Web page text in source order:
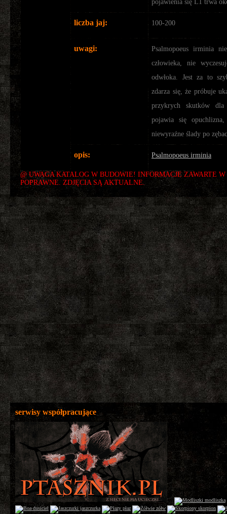
pojawienia się L1 trwa
liczba jaj: 100-200
uwagi:
Psalmopoeus irminia
człowieka, nie
odwłoka. Jest za to
zdarza się, że próbuje
przykrych skutków dla
pojawia się
niewyraźne ślady po
opis: Psalmopoeus irminia
@ UWAGA KATALOG W BUDOWIE! INFORMACJE ZAWARTE
POPRAWNE. ZDJĘCIA SĄ AKTUALNE.
serwisy współpracujące